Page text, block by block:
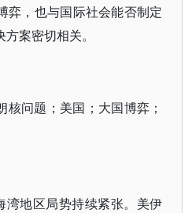
弈，也与国际社会能否制定
案密切相关。
核问题；美国；大国博弈；
湾地区局势持续紧张。美伊